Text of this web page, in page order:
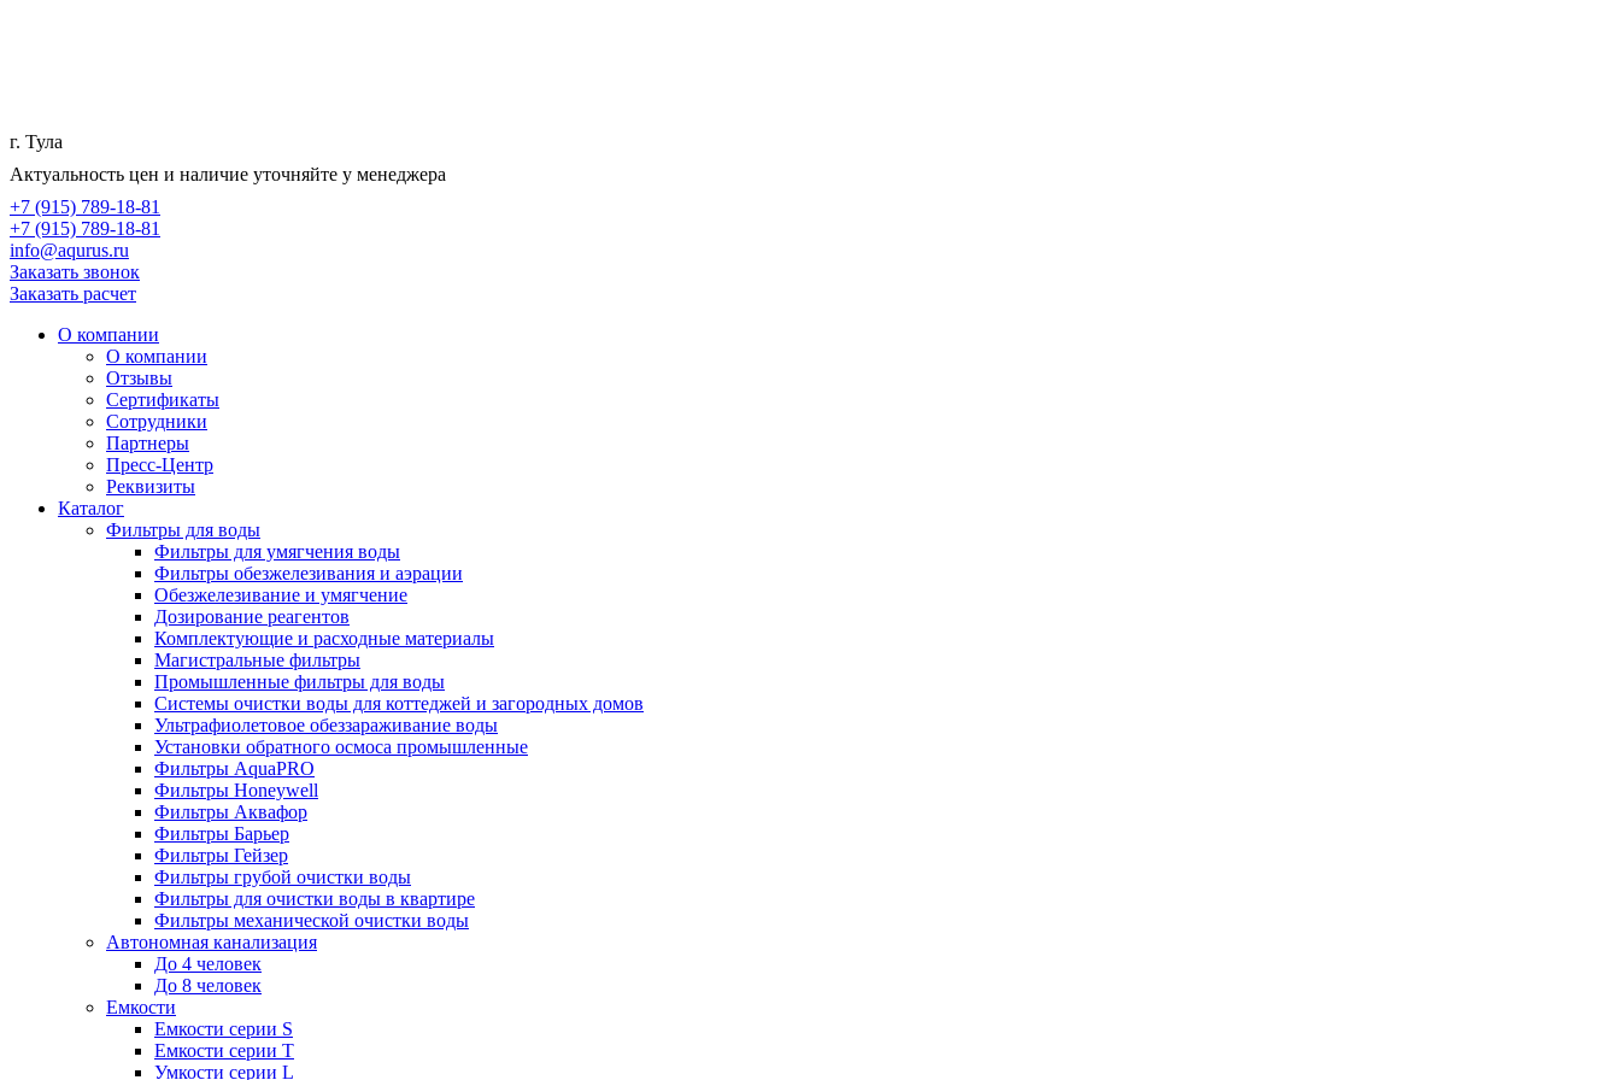
г. Тула
Актуальность цен и наличие уточняйте у менеджера
+7 (915) 789-18-81
+7 (915) 789-18-81
info@aqurus.ru
Заказать звонок
Заказать расчет
О компании
О компании
Отзывы
Сертификаты
Сотрудники
Партнеры
Пресс-Центр
Реквизиты
Каталог
Фильтры для воды
Фильтры для умягчения воды
Фильтры обезжелезивания и аэрации
Обезжелезивание и умягчение
Дозирование реагентов
Комплектующие и расходные материалы
Магистральные фильтры
Промышленные фильтры для воды
Системы очистки воды для коттеджей и загородных домов
Ультрафиолетовое обеззараживание воды
Установки обратного осмоса промышленные
Фильтры AquaPRO
Фильтры Honeywell
Фильтры Аквафор
Фильтры Барьер
Фильтры Гейзер
Фильтры грубой очистки воды
Фильтры для очистки воды в квартире
Фильтры механической очистки воды
Автономная канализация
До 4 человек
До 8 человек
Емкости
Емкости серии S
Емкости серии Т
Умкости серии L